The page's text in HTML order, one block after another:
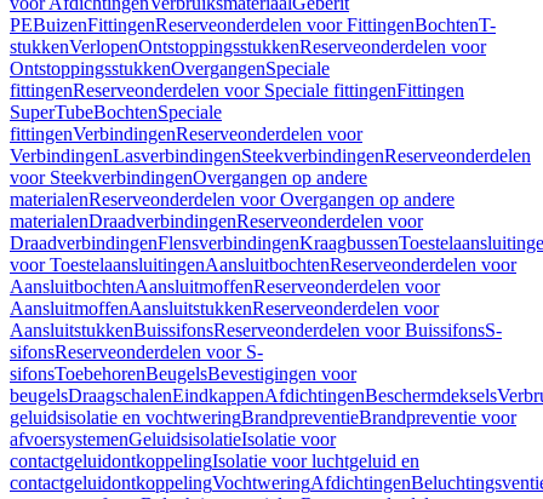
PEBuizenFittingenReserveonderdelen voor FittingenBochtenT-
stukkenVerlopenOntstoppingsstukkenReserveonderdelen voor
OntstoppingsstukkenOvergangenSpeciale
fittingenReserveonderdelen voor Speciale fittingenFittingen
SuperTubeBochtenSpeciale
fittingenVerbindingenReserveonderdelen voor
VerbindingenLasverbindingenSteekverbindingenReserveonderdelen
voor SteekverbindingenOvergangen op andere
materialenReserveonderdelen voor Overgangen op andere
materialenDraadverbindingenReserveonderdelen voor
DraadverbindingenFlensverbindingenKraagbussen
voor ToestelaansluitingenAansluitbochtenReserveonderdelen voor
AansluitbochtenAansluitmoffenReserveonderdelen voor
AansluitmoffenAansluitstukkenReserveonderdelen voor
AansluitstukkenBuissifonsReserveonderdelen voor BuissifonsS-
sifonsReserveonderdelen voor S-
sifonsToebehorenBeugelsBevestigingen voor
beugelsDraagschalenEindkappenAfdichtingenBeschermdeksels
geluidsisolatie en vochtweringBrandpreventieBrandpreventie voor
afvoersystemenGeluidsisolatieIsolatie voor
contactgeluidontkoppelingIsolatie voor luchtgeluid en
contactgeluidontkoppelingVochtweringAfdichtingen